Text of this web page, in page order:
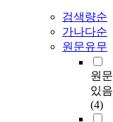
검색량순
가나다순
원문유무
원문
있음
(4)